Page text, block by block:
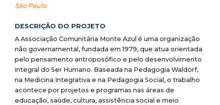
São Paulo
DESCRIÇÃO DO PROJETO
A Associação Comunitária Monte Azul é uma organização
não governamental, fundada em 1979, que atua orientada
pelo pensamento antroposófico e pelo desenvolvimento
integral do Ser Humano. Baseada na Pedagogia Waldorf,
na Medicina Integrativa e na Pedagogia Social, o trabalho
acontece por projetos e programas nas áreas de
educação, saúde, cultura, assistência social e meio